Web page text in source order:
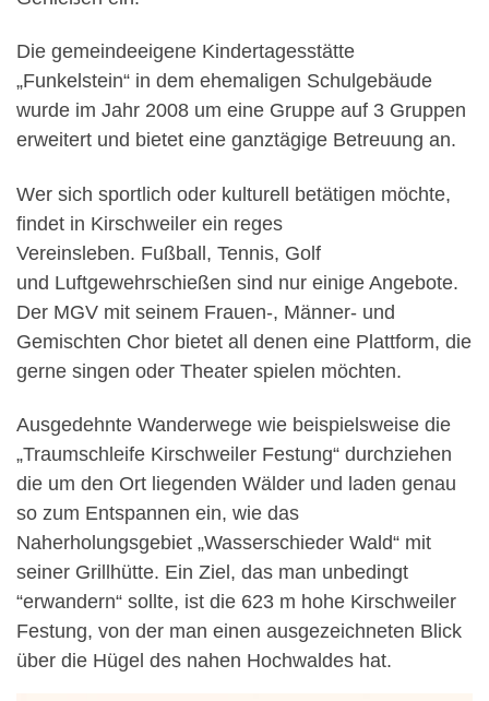
Die gemeindeeigene Kindertagesstätte
„Funkelstein“ in dem ehemaligen Schulgebäude
wurde im Jahr 2008 um eine Gruppe auf 3 Gruppen
erweitert und bietet eine ganztägige Betreuung an.
Wer sich sportlich oder kulturell betätigen möchte,
findet in Kirschweiler ein reges
Vereinsleben. Fußball, Tennis, Golf
und Luftgewehrschießen sind nur einige Angebote.
Der MGV mit seinem Frauen-, Männer- und
Gemischten Chor bietet all denen eine Plattform, die
gerne singen oder Theater spielen möchten.
Ausgedehnte Wanderwege wie beispielsweise die
„Traumschleife Kirschweiler Festung“ durchziehen
die um den Ort liegenden Wälder und laden genau
so zum Entspannen ein, wie das
Naherholungsgebiet „Wasserschieder Wald“ mit
seiner Grillhütte. Ein Ziel, das man unbedingt
“erwandern“ sollte, ist die 623 m hohe Kirschweiler
Festung, von der man einen ausgezeichneten Blick
über die Hügel des nahen Hochwaldes hat.